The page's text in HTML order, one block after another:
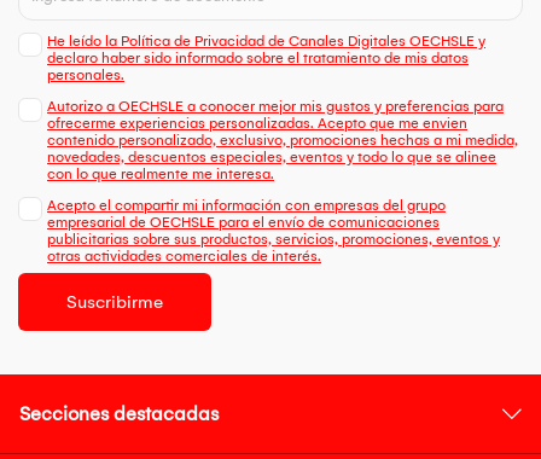
He leído la Política de Privacidad de Canales Digitales OECHSLE y
declaro haber sido informado sobre el tratamiento de mis datos
personales.
Autorizo a OECHSLE a conocer mejor mis gustos y preferencias para
ofrecerme experiencias personalizadas. Acepto que me envien
contenido personalizado, exclusivo, promociones hechas a mi medida,
novedades, descuentos especiales, eventos y todo lo que se alinee
con lo que realmente me interesa.
Acepto el compartir mi información con empresas del grupo
empresarial de OECHSLE para el envío de comunicaciones
publicitarias sobre sus productos, servicios, promociones, eventos y
otras actividades comerciales de interés.
Suscribirme
Secciones destacadas